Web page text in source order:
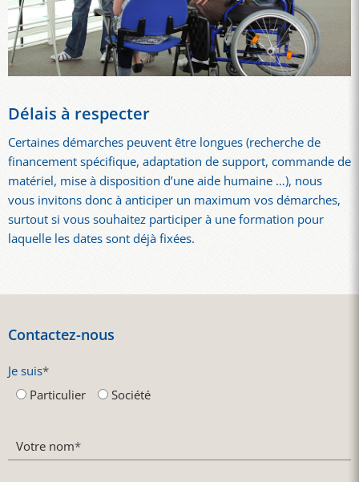
Délais à respecter
Certaines démarches peuvent être longues (recherche de
financement spécifique, adaptation de support, commande de
matériel, mise à disposition d’une aide humaine …), nous
vous invitons donc à anticiper un maximum vos démarches,
surtout si vous souhaitez participer à une formation pour
laquelle les dates sont déjà fixées.
Contactez-nous
Je suis*
Particulier
Société
Votre nom*